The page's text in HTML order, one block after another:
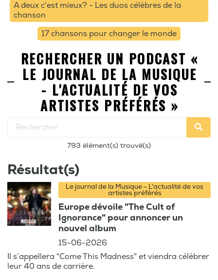
A deux c'est mieux? - Les duos célèbres de la
chanson
17 chansons pour changer le monde
RECHERCHER UN PODCAST «
LE JOURNAL DE LA MUSIQUE
- L'ACTUALITÉ DE VOS
ARTISTES PRÉFÉRÉS »
793 élément(s) trouvé(s)
Résultat(s)
Le journal de la Musique - L'actualité de vos
artistes préférés
Europe dévoile "The Cult of
Ignorance" pour annoncer un
nouvel album
15-06-2026
Il s’appellera "Come This Madness" et viendra célébrer
leur 40 ans de carrière.